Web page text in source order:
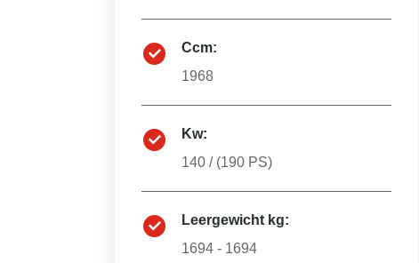
Ccm:
1968
Kw:
140 / (190 PS)
Leergewicht kg:
1694 - 1694